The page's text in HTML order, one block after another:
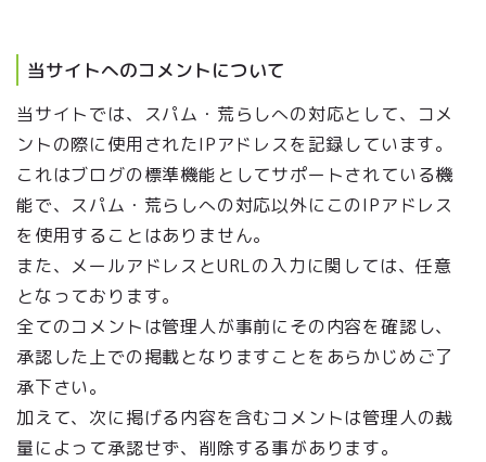
当サイトへのコメントについて
当サイトでは、スパム・荒らしへの対応として、コメ
ントの際に使用されたIPアドレスを記録しています。
これはブログの標準機能としてサポートされている機
能で、スパム・荒らしへの対応以外にこのIPアドレス
を使用することはありません。
また、メールアドレスとURLの入力に関しては、任意
となっております。
全てのコメントは管理人が事前にその内容を確認し、
承認した上での掲載となりますことをあらかじめご了
承下さい。
加えて、次に掲げる内容を含むコメントは管理人の裁
量によって承認せず、削除する事があります。